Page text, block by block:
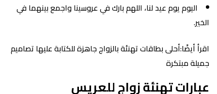
اليوم يوم عيد لنا، اللهم بارك في عروسينا واجمع بينهما في
الخير.
اقرأ أيضًا:أحلى بطاقات تهنئة بالزواج جاهزة للكتابة عليها تصاميم
جميلة مبتكرة
عبارات تهنئة زواج للعريس